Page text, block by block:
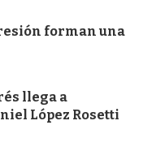
forman una
llega a
López Rosetti